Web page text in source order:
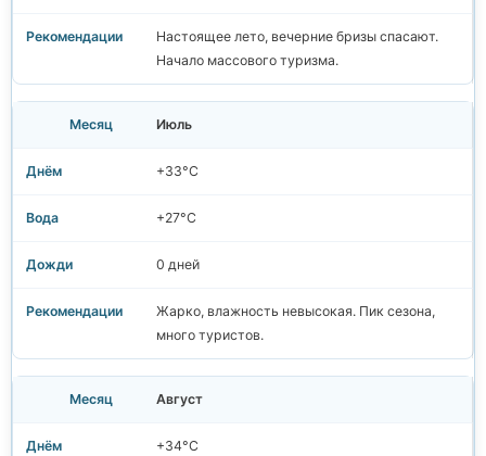
Настоящее лето, вечерние бризы спасают.
Начало массового туризма.
Июль
+33°C
+27°C
0 дней
Жарко, влажность невысокая. Пик сезона,
много туристов.
Август
+34°C